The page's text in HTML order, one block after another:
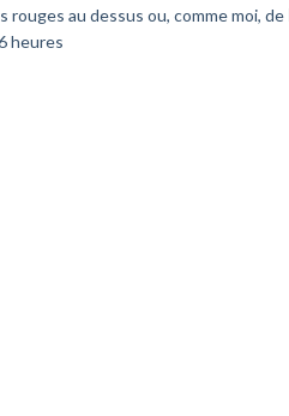
rouges au dessus ou, comme moi, de
heures